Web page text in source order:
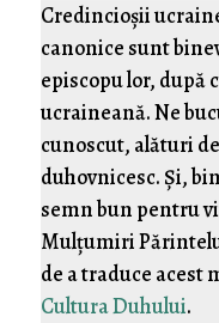
Credincioșii
canonice sunt
episcopu lor, după
ucraineană. Ne
cunoscut, alături
duhovnicesc. Și,
semn bun pentru
Mulțumiri
de a traduce acest
Cultura Duhului.